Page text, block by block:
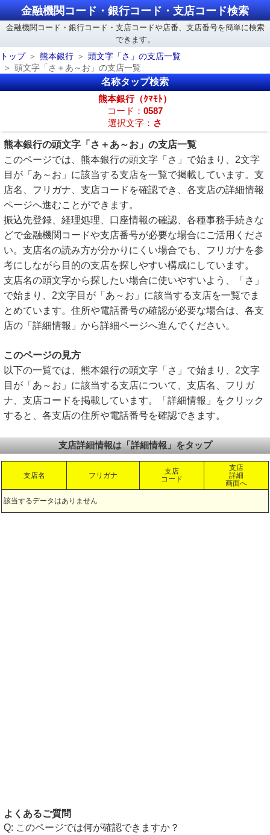
金融機関コード・銀行コード・支店コード検索
金融機関コード・銀行コード・支店コードや店番、支店番号を簡単に検索
できます。
トップ
熊本銀行
頭文字「さ」の支店一覧
頭文字「さ＋あ～お」の支店一覧
名称タップ検索
熊本銀行（ｸﾏﾓﾄ）
コード： 0587
選択文字： さ
熊本銀行の頭文字「さ＋あ～お」の支店一覧
このページでは、熊本銀行の頭文字「さ」で始まり、2文字
目が「あ～お」に該当する支店を一覧で掲載しています。支
店名、フリガナ、支店コードを確認でき、各支店の詳細情報
ページへ進むことができます。
振込先登録、経理処理、口座情報の確認、各種事務手続きな
どで金融機関コードや支店番号が必要な場合にご活用くださ
い。支店名の読み方が分かりにくい場合でも、フリガナを参
考にしながら目的の支店を探しやすい構成にしています。
支店名の頭文字から探したい場合に使いやすいよう、「さ」
で始まり、2文字目が「あ～お」に該当する支店を一覧でま
とめています。住所や電話番号の確認が必要な場合は、各支
店の「詳細情報」から詳細ページへ進んでください。
このページの見方
以下の一覧では、熊本銀行の頭文字「さ」で始まり、2文字
目が「あ～お」に該当する支店について、支店名、フリガ
ナ、支店コードを掲載しています。「詳細情報」をクリック
すると、各支店の住所や電話番号を確認できます。
支店詳細情報は「詳細情報」をタップ
支店名 フリガナ
支店
コード
支店
詳細
画面へ
該当するデータはありません
よくあるご質問
このページでは何が確認できますか？